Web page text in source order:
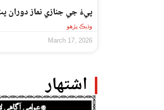
پيءُ جي جنازي نماز دوران
وڌيڪ پڙهو
March 17, 2026
اشتهار